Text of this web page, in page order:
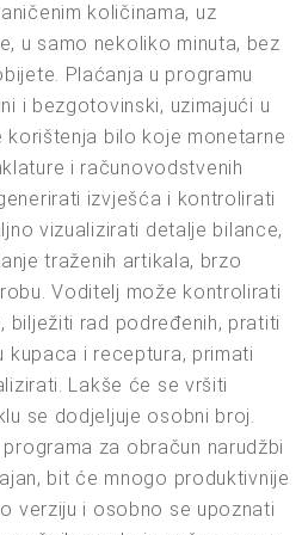
količinama, uz
u samo nekoliko minuta, bez
Plaćanja u programu
i bezgotovinski, uzimajući u
bilo koje monetarne
i računovodstvenih
izvješća i kontrolirati
vizualizirati detalje bilance,
traženih artikala, brzo
Voditelj može kontrolirati
bilježiti rad podređenih, pratiti
kupaca i receptura, primati
Lakše će se vršiti
se dodjeljuje osobni broj.
za obračun narudžbi
bit će mnogo produktivnije
verziju i osobno se upoznati